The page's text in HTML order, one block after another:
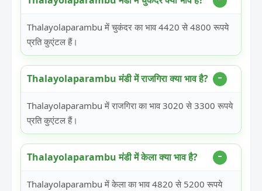
Thalayolaparambu में चुकंदर का भाव 4420 से 4800 रूपये
प्रति कुएंटल हैं।
Thalayolaparambu मंडी में राजगिरा क्या भाव है?
Thalayolaparambu में राजगिरा का भाव 3020 से 3300 रूपये
प्रति कुएंटल हैं।
Thalayolaparambu मंडी में केला क्या भाव है?
Thalayolaparambu में केला का भाव 4820 से 5200 रूपये